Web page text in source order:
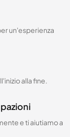
un'esperienza
alla fine.
e ti aiutiamo a